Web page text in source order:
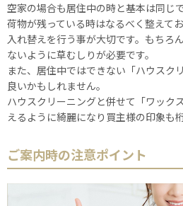
空家の場合も居住中の時と基本は同じで
荷物が残っている時はなるべく整えて
入れ替えを行う事が大切です。もちろ
ないように草むしりが必要です。
また、居住中ではできない「ハウスク
良いかもしれません。
ハウスクリーニングと併せて「ワック
えるように綺麗になり買主様の印象も
ご案内時の注意ポイント